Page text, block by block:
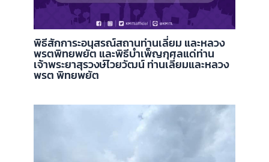
พิธีสักการะอนุสรณ์สถานท่านเลี่ยม และหลวง
พรตพิทยพยัต และพิธีบำเพ็ญกุศลแด่ท่าน
เจ้าพระยาสุรวงษ์ไวยวัฒน์ ท่านเลี่ยมและหลวง
พรต พิทยพยัต